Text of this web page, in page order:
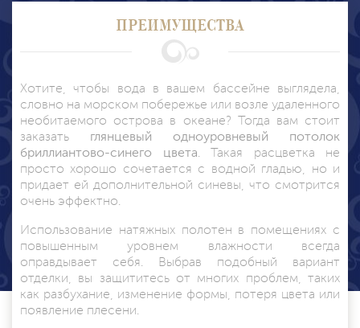
ПРЕИМУЩЕСТВА
Хотите, чтобы вода в вашем бассейне выглядела,
словно на морском побережье или возле удаленного
необитаемого острова в океане? Тогда вам стоит
заказать глянцевый одноуровневый потолок
бриллиантово-синего цвета. Такая расцветка не
просто хорошо сочетается с водной гладью, но и
придает ей дополнительной синевы, что смотрится
очень эффектно.
Использование натяжных полотен в помещениях с
повышенным уровнем влажности всегда
оправдывает себя. Выбрав подобный вариант
отделки, вы защититесь от многих проблем, таких
как разбухание, изменение формы, потеря цвета или
появление плесени.